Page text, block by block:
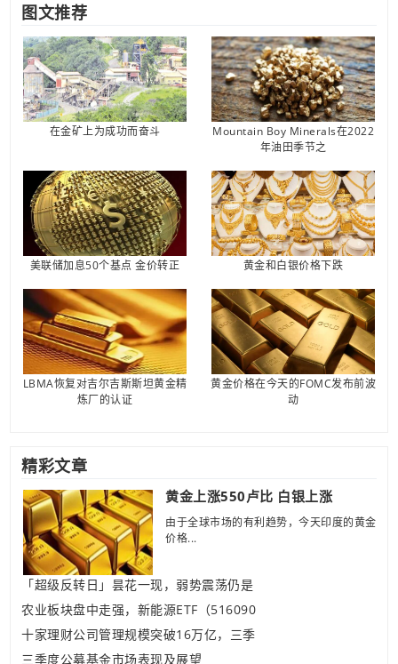
图文推荐
在金矿上为成功而奋斗
Mountain Boy Minerals在2022
年油田季节之
美联储加息50个基点 金价转正 黄金和白银价格下跌
LBMA恢复对吉尔吉斯斯坦黄金精
炼厂的认证
黄金价格在今天的FOMC发布前波
动
精彩文章
黄金上涨550卢比 白银上涨
由于全球市场的有利趋势，今天印度的黄金
价格...
「超级反转日」昙花一现，弱势震荡仍是
农业板块盘中走强，新能源ETF（516090
十家理财公司管理规模突破16万亿，三季
三季度公募基金市场表现及展望